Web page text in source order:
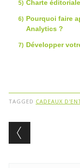
Charte
Pourquoi faire
Analytics ?
Développer
TAGGED CADEAUX
Post